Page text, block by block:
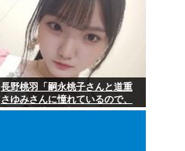
長野桃羽「嗣永桃子さんと道重
さゆみさんに憧れているので、
ふたりの憧れの部分をぎゅっと